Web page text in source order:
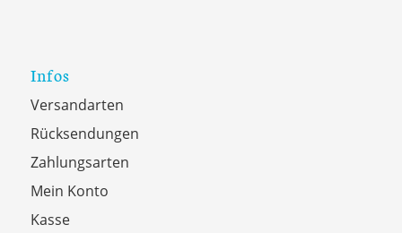
Infos
Versandarten
Rücksendungen
Zahlungsarten
Mein Konto
Kasse